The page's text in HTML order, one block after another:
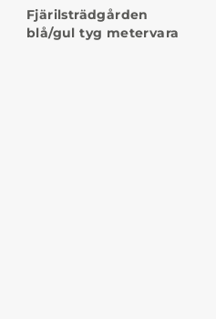
Fjärilsträdgården
blå/gul tyg metervara